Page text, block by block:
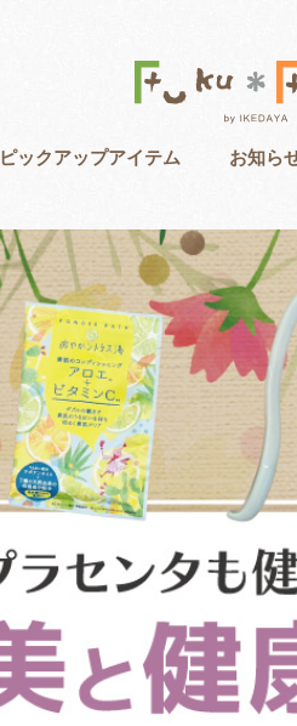
ピックアップアイテム お知ら